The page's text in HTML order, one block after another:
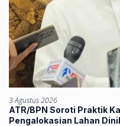
3 Agustus 2026
ATR/BPN Soroti Praktik
Pengalokasian Lahan